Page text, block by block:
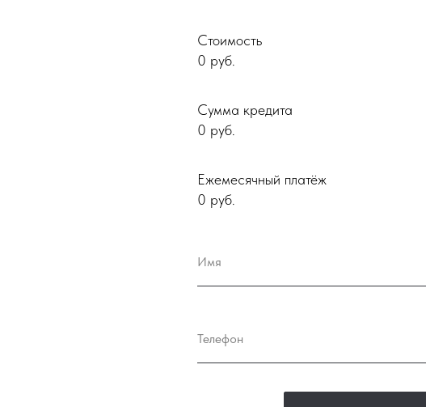
Стоимость
0 руб.
Сумма кредита
0 руб.
Ежемесячный платёж
0 руб.
Имя
Телефон